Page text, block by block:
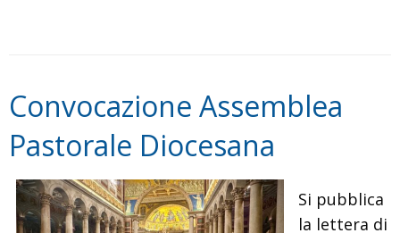
Convocazione Assemblea
Pastorale Diocesana
Si pubblica
la lettera di